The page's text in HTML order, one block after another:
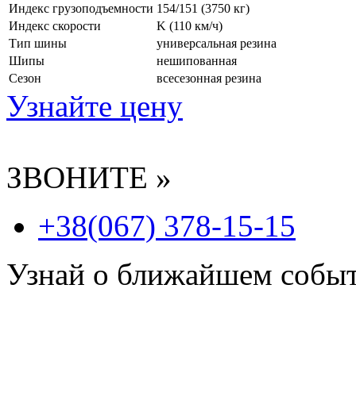
Индекс грузоподъемности 154/151 (3750 кг)
Индекс скорости
K (110 км/ч)
Тип шины
универсальная резина
Шипы
нешипованная
Сезон
всесезонная резина
Узнайте цену
ЗВОНИТЕ »
+38(067) 378-15-15
Узнай о ближайшем